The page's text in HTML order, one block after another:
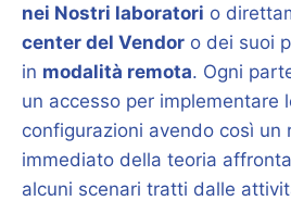
nei Nostri laboratori o
center del Vendor o dei suoi
in modalità remota. Ogni
un accesso per implementare
configurazioni avendo così un
immediato della teoria
alcuni scenari tratti dalle